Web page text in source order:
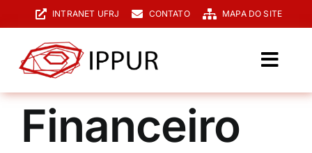
para
conteúdo
INTRANET UFRJ CONTATO MAPA DO SITE
O IPPUR
Financeiro